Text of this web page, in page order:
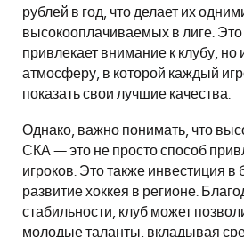
рублей в год, что делает их
высокооплачиваемых в лиге. Это
привлекает внимание к клубу, но
атмосферу, в которой каждый
показать свои лучшие качества.
Однако, важно понимать, что
СКА — это не просто способ
игроков. Это также инвестиция
развитие хоккея в регионе.
стабильности, клуб может
молодые таланты, вкладывая